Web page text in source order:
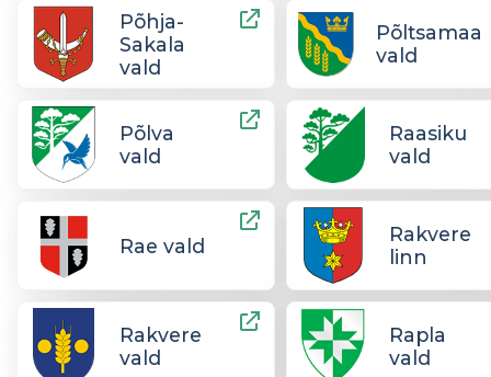
Põhja-
Sakala
vald
Põltsamaa
vald
Põlva
vald
Raasiku
vald
Rae vald
Rakvere
linn
Rakvere
vald
Rapla
vald